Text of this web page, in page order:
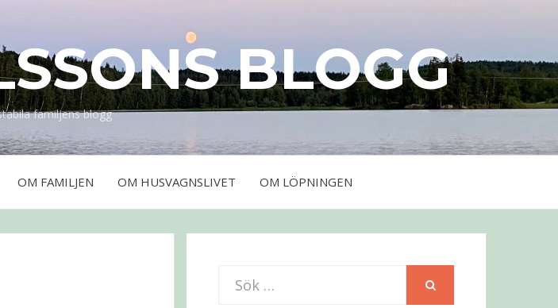
BLOGG
familjens blogg
OM FAMILJEN OM HUSVAGNSLIVET OM LÖPNINGEN
Sök